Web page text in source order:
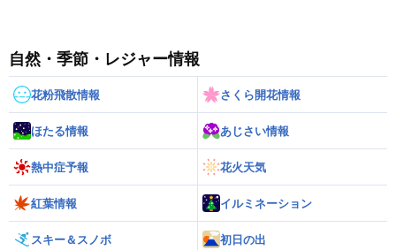
自然・季節・レジャー情報
花粉飛散情報 さくら開花情報
ほたる情報 あじさい情報
熱中症予報 花火天気
紅葉情報 イルミネーション
スキー＆スノボ 初日の出